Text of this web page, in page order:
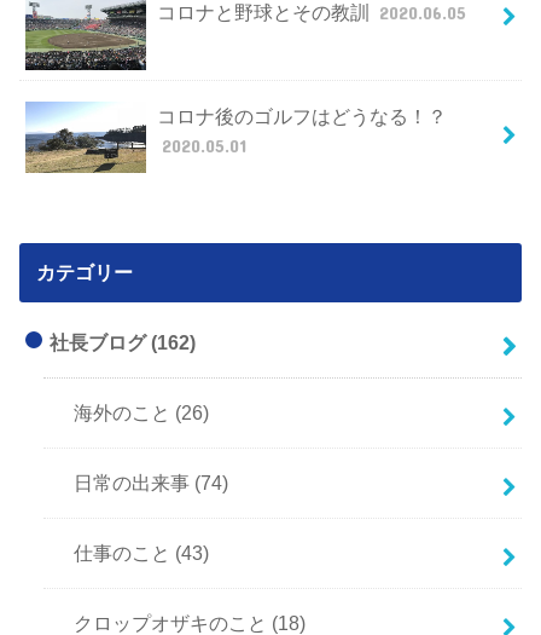
コロナと野球とその教訓 2020.06.05
コロナ後のゴルフはどうなる！？
2020.05.01
カテゴリー
社長ブログ(162)
海外のこと (26)
日常の出来事 (74)
仕事のこと (43)
クロップオザキのこと (18)